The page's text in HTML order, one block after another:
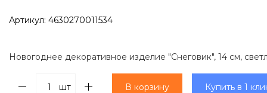
Артикул: 4630270011534
Новогоднее декоративное изделие "Снеговик", 14 см,
шт В корзину Купить в 1